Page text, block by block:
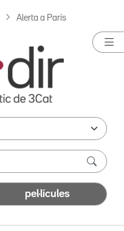
Alerta a París
pel·lícules